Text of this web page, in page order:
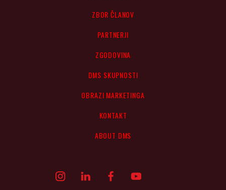
ZBOR ČLANOV
PARTNERJI
ZGODOVINA
DMS SKUPNOSTI
OBRAZI MARKETINGA
KONTAKT
ABOUT DMS